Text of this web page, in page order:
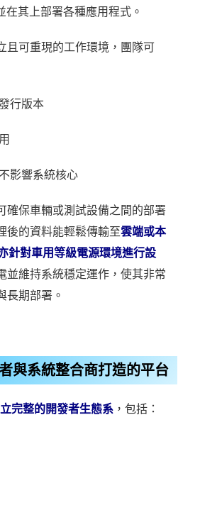
在其上部署各種應用程式。
且可重現的工作環境，團隊可
行版本
影響系統核心
確保車輛或測試設備之間的部署
後的資料能輕鬆傳輸至雲端或本
針對車用等級電源環境進行設
並維持系統穩定運作，使其非常
長期部署。
與系統整合商打造的平台
完整的開發者生態系 ，包括：